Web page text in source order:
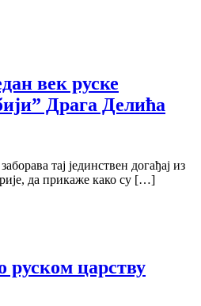
век руске
Драга Делића
тај јединствен догађај из
да прикаже како су […]
руском царству